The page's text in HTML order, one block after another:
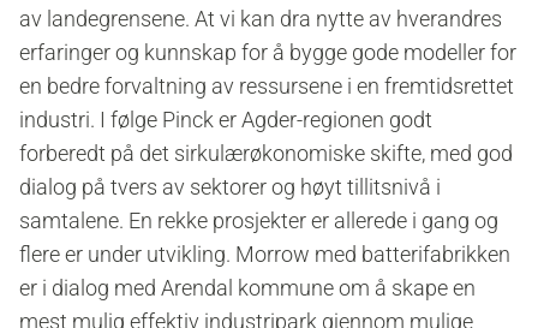
av landegrensene. At vi kan dra nytte av hverandres
erfaringer og kunnskap for å bygge gode modeller for
en bedre forvaltning av ressursene i en fremtidsrettet
industri. I følge Pinck erAgder-regionen godt
forberedt på det sirkulærøkonomiske skifte, med god
dialog på tvers av sektorer og høyt tillitsnivå i
samtalene. En rekke prosjekterer allerede i gang og
flere er under utvikling. Morrow med batterifabrikken
er i dialog med Arendal kommuneom å skape en
mest mulig effektiv industripark gjennom mulige